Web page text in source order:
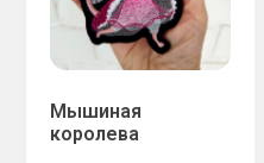
Мышиная
королева